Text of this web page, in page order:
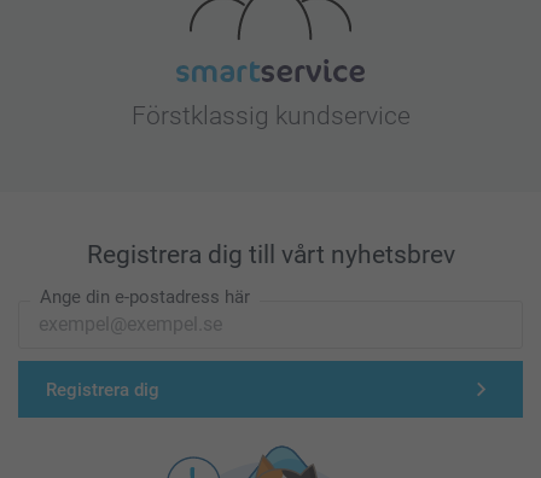
Förstklassig kundservice
Registrera dig till vårt nyhetsbrev
Ange din e-postadress här
Registrera dig